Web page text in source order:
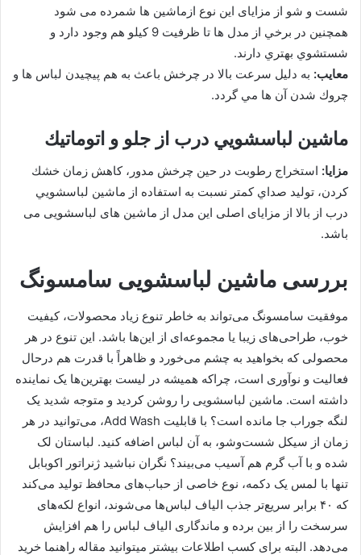
شست و شو از مزایای این نوع ازماشین ها شمرده می شود
همچنین در برخي از مدل ها تا ظرفيت 9 كيلو هم وجود دارد و
شستشوي بهتري دارند.
معايب: به دليل سرعت بالا در چرخش باعث به هم پيچيدن لباس ها و
چروك شدن آن ها مي گردد.
ماشين لباسشويي درب از جلو و اتوماتيك
مزايا: استخراج رطوبت در حین چرخش مدور، كاهش زمان خشك
كردن، توليد صداي كمتر نسبت به استفاده از ماشين لباسشويي
درب از بالا از مزایای اصلی این مدل از ماشین های لباسشویی می
باشد.
بررسی ماشین لباسشویی سامسونگ
موفقیت سامسونگ می‌تواند به خاطر تنوع زیاد محصولات، کیفیت
خوب، طراحی‌های زیبا یا مجموعه‌ای از این‌ها باشد. این تنوع در هر
محصولی که بخواهید به چشم می‌خورد و ظاهراً با قدرت هم درحال
فعالیت و نوآوری است، چراکه همیشه در لیست بهترین‌ها یک نماینده
داشته است. ماشین لباسشویی را روشن کردید و متوجه شدید یک
لنگه جوراب جا مانده است؟ با قابلیت Add Wash، می‌توانید در هر
زمان از سیکل شست‌وشو، به آن لباس اضافه کنید. لباستان لک
شده و با آب گرم هم آسیب می‌بیند؟ نگران نباشید ژنراتور اکوبابل
تنها با لمس یک دکمه، نوع خاصی از حباب‌های محافظ تولید می‌کند
که ۴۰ برابر سریع‌تر جذب الیاف لباس‌ها می‌شوند، انواع لکه‌های
سرسخت را از بین برده و ماندگاری الیاف لباس را هم افزایش
می‌دهد. البته برای کسب اطلاعات بیشتر میتوانید مقاله راهنما خرید